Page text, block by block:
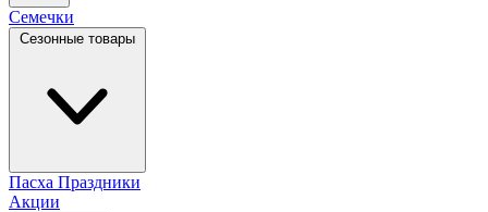
Семечки
Сезонные товары
Пасха Праздники
Акции